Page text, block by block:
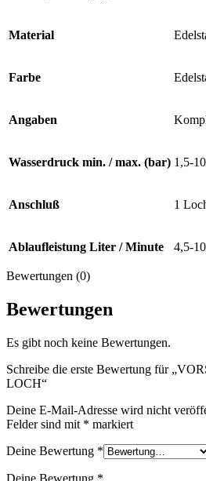
Material
Farbe
Angaben
Wasserdruck min. / max. (bar) 1,5-10
Anschluß 1
Ablaufleistung Liter / Minute 4,5-10
Bewertungen (0)
Bewertungen
Es gibt noch keine Bewertungen.
Schreibe die erste Bewertung für
LOCH“
Deine E-Mail-Adresse wird nicht
Felder sind mit * markiert
Deine Bewertung *
Deine Bewertung *